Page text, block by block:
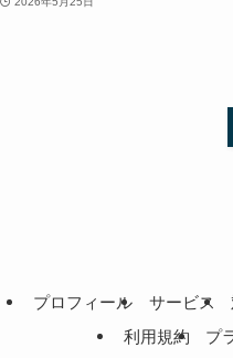
プロフィール サービス
利用規約
プ